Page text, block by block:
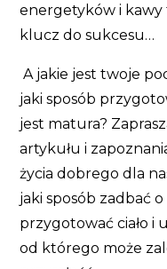
energetyków i kawy
klucz do sukcesu…
A jakie jest twoje
jaki sposób
jest matura?
artykułu i
życia dobrego dla
jaki sposób zadbać
przygotować ciało i
od którego może